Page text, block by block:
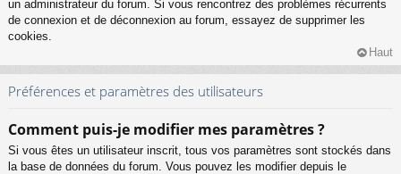
un administrateur du forum. Si vous rencontrez des problèmes récurrents
de connexion et de déconnexion au forum, essayez de supprimer les
cookies.
Haut
Préférences et paramètres des utilisateurs
Comment puis-je modifier mes paramètres ?
Si vous êtes un utilisateur inscrit, tous vos paramètres sont stockés dans
la base de données du forum. Vous pouvez les modifier depuis le